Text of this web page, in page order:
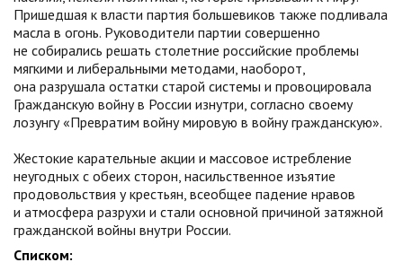
Пришедшая к власти партия большевиков также подливала
масла в огонь. Руководители партии совершенно
не собирались решать столетние российские проблемы
мягкими и либеральными методами, наоборот,
она разрушала остатки старой системы и провоцировала
Гражданскую войну в России изнутри, согласно своему
лозунгу «Превратим войну мировую в войну гражданскую».
Жестокие карательные акции и массовое истребление
неугодных с обеих сторон, насильственное изъятие
продовольствия у крестьян, всеобщее падение нравов
и атмосфера разрухи и стали основной причиной затяжной
гражданской войны внутри России.
Списком: